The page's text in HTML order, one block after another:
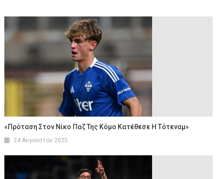
«Πρόταση Στον Νίκο Παζ Της Κόμο Κατέθεσε Η Τότεναμ»
24 Αυγούστου 2025